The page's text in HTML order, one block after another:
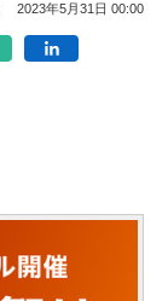
2023年5月31日 00:00